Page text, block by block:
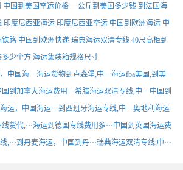
中国到美国空运价格 一公斤到美国多少钱 到法国海
印度尼西亚海运 印度尼西亚空运 中国到欧洲海运 中
铁路 中国到欧洲快递 瑞典海运双清专线 40尺高柜到
多少个方 海运集装箱规格尺寸
中国海···海运货物到卢森堡,中···海运fba美国,到美···
国到加拿大海运费用···希腊海运双清专线,中···中国到
运，中国海运···到西班牙海运专线,中···奥地利海运
货代,···海运到德国专线费用多···中国到英国海运费
,···到丹麦海运，中国到丹···瑞典海运双清专线,中···